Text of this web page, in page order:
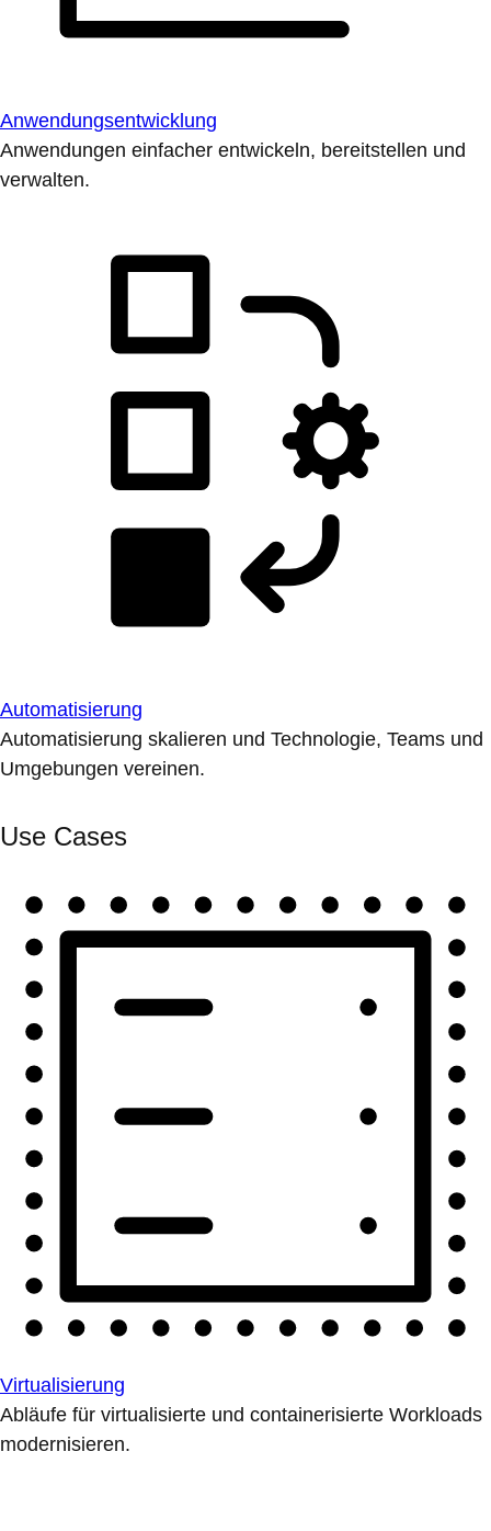
Anwendungsentwicklung
Anwendungen einfacher entwickeln, bereitstellen und
verwalten.
Automatisierung
Automatisierung skalieren und Technologie, Teams und
Umgebungen vereinen.
Use Cases
Virtualisierung
Abläufe für virtualisierte und containerisierte Workloads
modernisieren.